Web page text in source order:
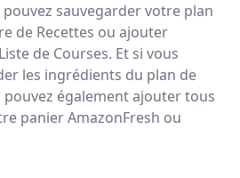
pouvez sauvegarder votre plan
de Recettes ou ajouter
de Courses. Et si vous
les ingrédients du plan de
pouvez également ajouter tous
panier AmazonFresh ou